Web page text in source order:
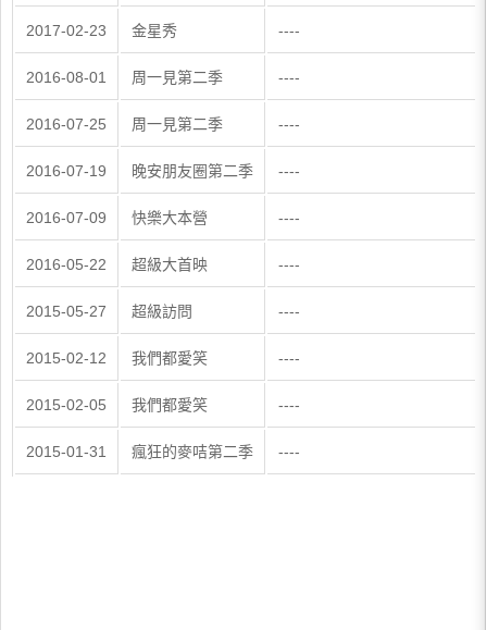
2017-02-23 金星秀 ----
2016-08-01 周一見第二季 ----
2016-07-25 周一見第二季 ----
2016-07-19 晚安朋友圈第二季 ----
2016-07-09 快樂大本營 ----
2016-05-22 超級大首映 ----
2015-05-27 超級訪問 ----
2015-02-12 我們都愛笑 ----
2015-02-05 我們都愛笑 ----
2015-01-31 瘋狂的麥咭第二季 ----